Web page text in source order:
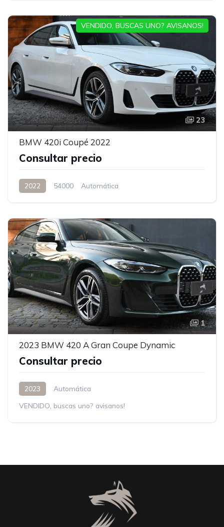
23
BMW 420i Coupé 2022
Consultar precio
2022 54000 Automática
VENDIDO, BUSCAS UNO? AVISANOS!
1
2023 BMW 420 A Gran Coupe Dynamic
Consultar precio
2023
Automática
VENDIDO, buscas uno? avisanos!